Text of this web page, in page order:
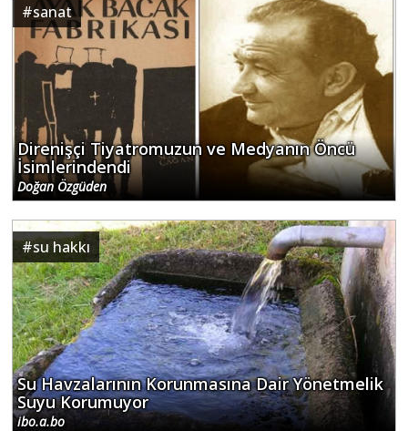
#sanat
Direnişçi Tiyatromuzun ve Medyanın Öncü
İsimlerindendi
Doğan Özgüden
#su hakkı
Su Havzalarının Korunmasına Dair Yönetmelik
Suyu Korumuyor
ibo.a.bo